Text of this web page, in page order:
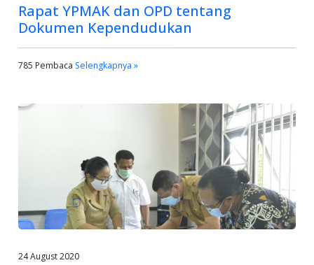
Rapat YPMAK dan OPD tentang
Dokumen Kependudukan
785 Pembaca Selengkapnya »
24 August 2020